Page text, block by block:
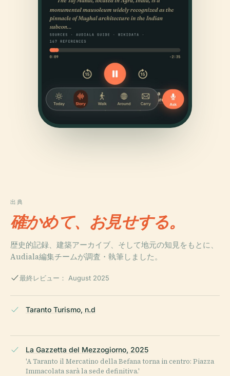
出典
確かめて、お見せする。
歴史的記録、建築アーカイブ、そして地元の知見をもとに、
Audiala編集チームが調査・執筆しました。
最終レビュー： August 2025
Taranto Turismo, n.d
La Gazzetta del Mezzogiorno, 2025
'A Taranto il Mercatino della Befana torna in centro: Piazza
Immacolata sarà la sede definitiva.'